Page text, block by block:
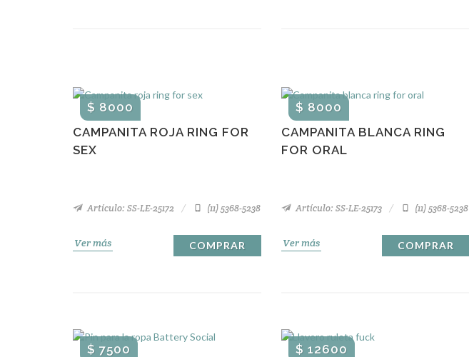
CAMPANITA ROJA RING FOR
SEX
$ 8000
Artículo: SS-LE-25172 (11) 5368-5238
Ver más COMPRAR
CAMPANITA BLANCA RING
FOR ORAL
$ 8000
Artículo: SS-LE-25173 (11) 5368-5238
Ver más COMPRAR
$ 7500 $ 12600